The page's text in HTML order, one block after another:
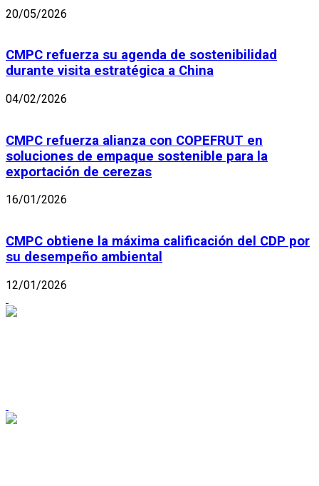
20/05/2026
CMPC refuerza su agenda de sostenibilidad
durante visita estratégica a China
04/02/2026
CMPC refuerza alianza con COPEFRUT en
soluciones de empaque sostenible para la
exportación de cerezas
16/01/2026
CMPC obtiene la máxima calificación del CDP por
su desempeño ambiental
12/01/2026